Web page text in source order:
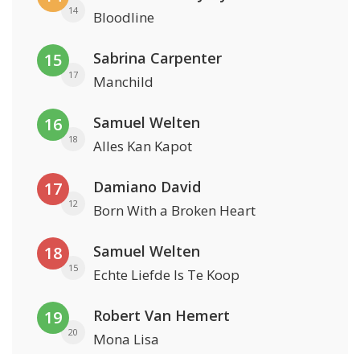
14 Bloodline
15
17
Sabrina Carpenter
Manchild
16
18
Samuel Welten
Alles Kan Kapot
17
12
Damiano David
Born With a Broken Heart
18
15
Samuel Welten
Echte Liefde Is Te Koop
19
20
Robert Van Hemert
Mona Lisa